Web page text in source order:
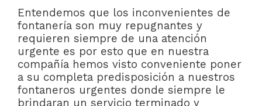
Entendemos que los inconvenientes de
fontanería son muy repugnantes y
requieren siempre de una atención
urgente es por esto que en nuestra
compañía hemos visto conveniente poner
a su completa predisposición a nuestros
fontaneros urgentes donde siempre le
brindaran un servicio terminado y